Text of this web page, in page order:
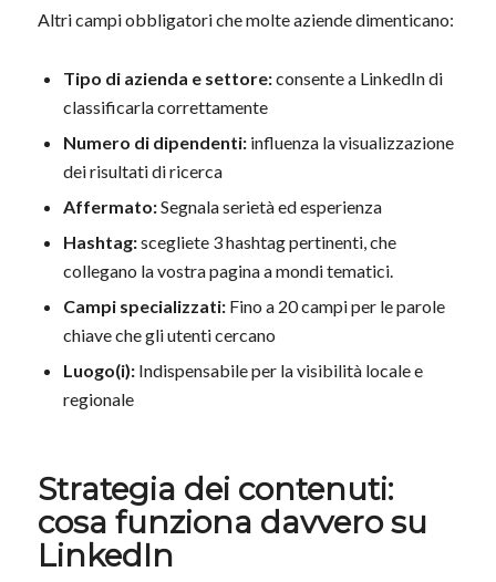
Altri campi obbligatori che molte aziende dimenticano:
Tipo di azienda e settore:consente a LinkedIn di
classificarla correttamente
Numero di dipendenti:influenza la visualizzazione
dei risultati di ricerca
Affermato:Segnala serietà ed esperienza
Hashtag:scegliete 3 hashtag pertinenti, che
collegano la vostra pagina a mondi tematici.
Campi specializzati:Fino a 20 campi per le parole
chiave che gli utenti cercano
Luogo(i):Indispensabile per la visibilità locale e
regionale
Strategia dei contenuti:
cosa funziona davvero su
LinkedIn